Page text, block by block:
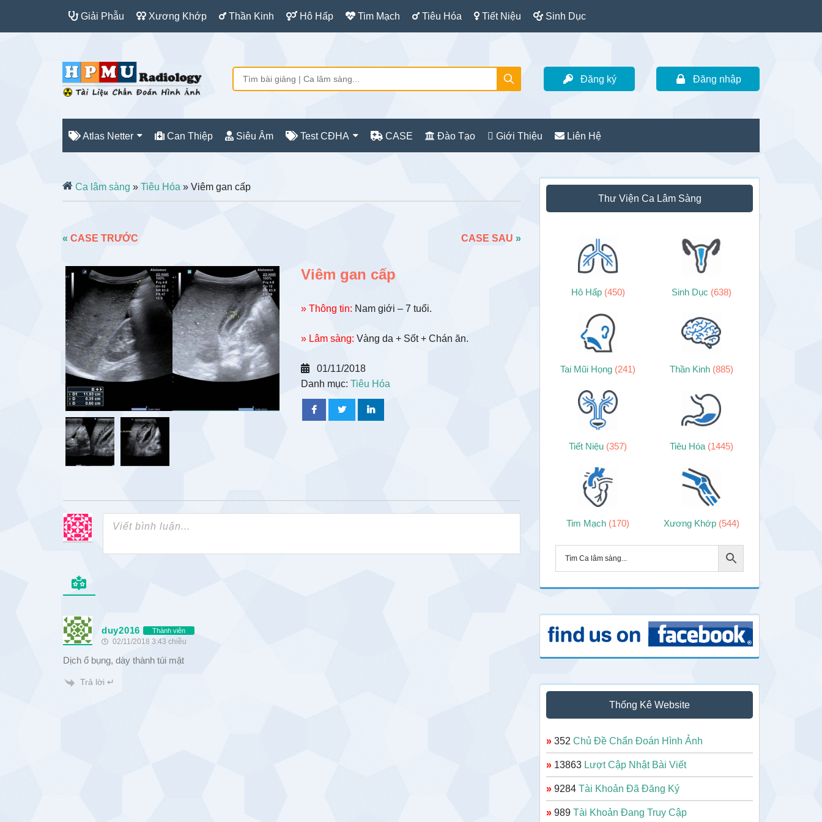
Giải Phẫu Xương Khớp Thần Kinh Hô Hấp Tim Mạch Tiêu Hóa Tiết Niệu Sinh Dục
Đăng ký Đăng nhập
Atlas Netter Can Thiệp Siêu Âm Test CĐHA CASE Đào Tạo Giới Thiệu Liên Hệ
Ca lâm sàng » Tiêu Hóa » Viêm gan cấp
« CASE TRƯỚC CASE SAU »
Viêm gan cấp
» Thông tin: Nam giới – 7 tuổi.
» Lâm sàng: Vàng da + Sốt + Chán ăn.
01/11/2018
Danh mục: Tiêu Hóa
duy2016 Thành viên
02/11/2018 3:43 chiều
Dịch ổ bụng, dày thành túi mật
Trả lời ↵
Sidebar
chính
Thư Viện Ca Lâm Sàng
Hô Hấp (450) Sinh Dục (638)
Tai Mũi Họng (241) Thần Kinh (885)
Tiết Niệu (357) Tiêu Hóa (1445)
Tim Mạch (170) Xương Khớp (544)
Thống Kê Website
» 352 Chủ Đề Chẩn Đoán Hình Ảnh
» 13863 Lượt Cập Nhật Bài Viết
» 9284 Tài Khoản Đã Đăng Ký
» 989 Tài Khoản Đang Truy Cập